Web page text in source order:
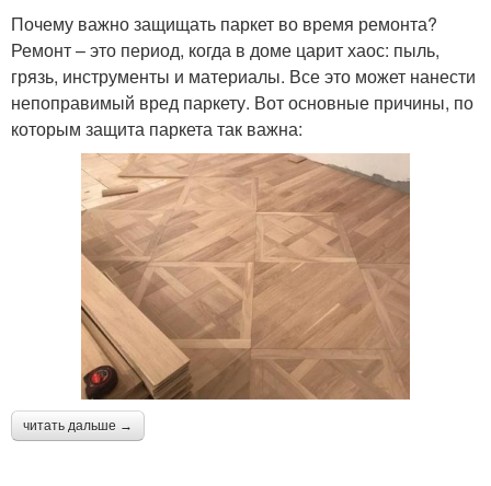
Почему важно защищать паркет во время ремонта?
Ремонт – это период, когда в доме царит хаос: пыль,
грязь, инструменты и материалы. Все это может нанести
непоправимый вред паркету. Вот основные причины, по
которым защита паркета так важна:
читать дальше →